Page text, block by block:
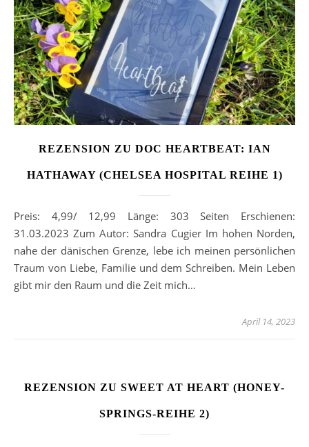
REZENSION ZU DOC HEARTBEAT: IAN
HATHAWAY (CHELSEA HOSPITAL REIHE 1)
Preis: 4,99/ 12,99 Länge: 303 Seiten Erschienen:
31.03.2023 Zum Autor: Sandra Cugier Im hohen Norden,
nahe der dänischen Grenze, lebe ich meinen persönlichen
Traum von Liebe, Familie und dem Schreiben. Mein Leben
gibt mir den Raum und die Zeit mich…
April 14, 2023
REZENSION ZU SWEET AT HEART (HONEY-
SPRINGS-REIHE 2)